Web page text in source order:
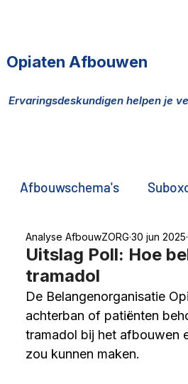
Opiaten Afbouwen
Ervaringsdeskundigen helpen
Afbouwschema's
opiaten, THC olie DNA
zwarte markt Familie,
Uitslag Poll: Hoe
tramadol
Analyse AfbouwZORG 30 jun 2025
De Belangenorganisatie
achterban of patiënten
tramadol bij het afbouwen
zou kunnen maken.